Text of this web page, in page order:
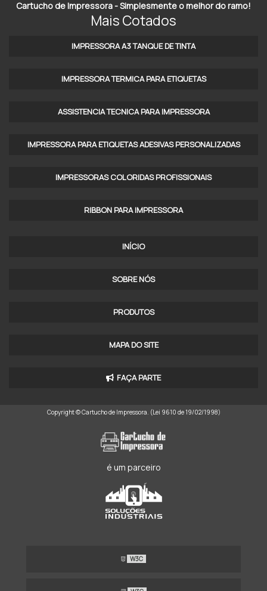
IMPRESSORA BLUETOOTH PORTÁTIL
IMPRESSORA DE CUPOM NÃO FISCAL
IMPRESSORA LEOPARD A6
IMPRESSORA LEOPARDO A7 ANDROID
IMPRESSORA LEOPARDO A7 BLUETOOTH
IMPRESSORA NÃO FISCAL 80MM
IMPRESSORA NÃO FISCAL PREÇO
IMPRESSORA PORTÁTIL TÉRMICA
IMPRESSORA PORTÁTIL VIA BLUETOOTH
IMPRESSORA TÉRMICA BLUETOOTH 80MM
IMPRESSORA TÉRMICA NÃO FISCAL
IMPRESSORA VIA BLUETOOTH PORTÁTIL
MINI IMPRESSORA TERMICA PORTATIL
Cartucho de Impressora - Simplesmente o melhor do ramo!
Mais Cotados
IMPRESSORA A3 TANQUE DE TINTA​
IMPRESSORA TERMICA PARA ETIQUETAS​
ASSISTENCIA TECNICA PARA IMPRESSORA
IMPRESSORA PARA ETIQUETAS ADESIVAS PERSONALIZADAS
IMPRESSORAS COLORIDAS PROFISSIONAIS​
RIBBON PARA IMPRESSORA
INÍCIO
SOBRE NÓS
PRODUTOS
MAPA DO SITE
FAÇA PARTE
Copyright © Cartucho de Impressora. (Lei 9610 de 19/02/1998)
é um parceiro
W3C